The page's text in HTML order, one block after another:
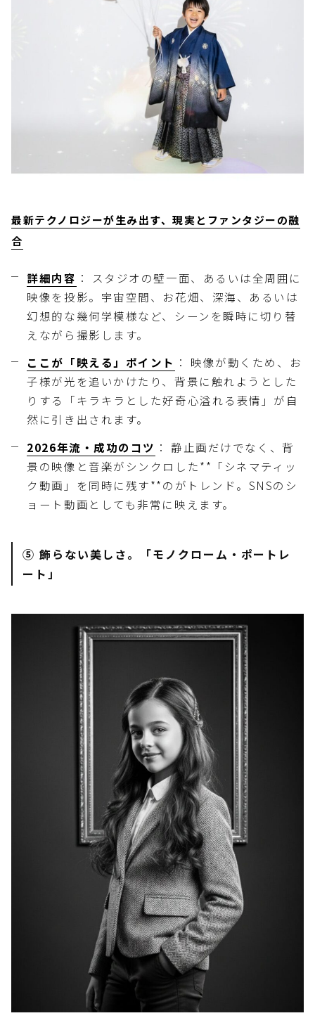
最新テクノロジーが生み出す、現実とファンタジーの融
合
詳細内容 ： スタジオの壁一面、あるいは全周囲に
映像を投影。宇宙空間、お花畑、深海、あるいは
幻想的な幾何学模様など、シーンを瞬時に切り替
えながら撮影します。
ここが「映える」ポイント ： 映像が動くため、お
子様が光を追いかけたり、背景に触れようとした
りする「キラキラとした好奇心溢れる表情」が自
然に引き出されます。
2026年流・成功のコツ ： 静止画だけでなく、背
景の映像と音楽がシンクロした**「シネマティッ
ク動画」を同時に残す**のがトレンド。SNSのシ
ョート動画としても非常に映えます。
⑤ 飾らない美しさ。「モノクローム・ポートレ
ート」